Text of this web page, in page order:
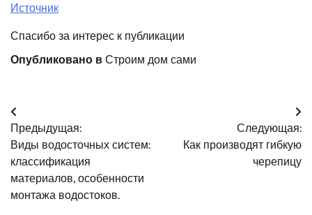
Источник
Спасибо за интерес к публикации
Опубликовано в Строим дом сами
Навигация
по
записям
Предыдущая:
Виды водосточных систем:
классификация
материалов, особенности
монтажа водостоков.
Следующая:
Как производят гибкую
черепицу